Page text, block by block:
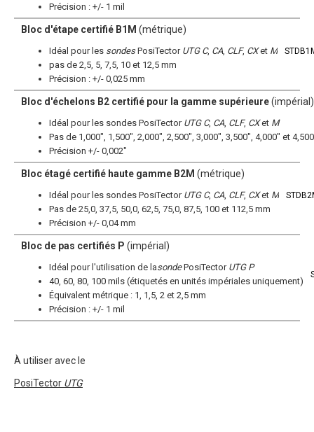
Précision : +/- 1 mil
Bloc d'étape certifié B1M (métrique)
Idéal pour les sondesPosiTector UTG C, CA, CLF, CXet M
pas de 2,5, 5, 7,5, 10 et 12,5 mm
Précision : +/- 0,025 mm
Bloc d'échelons B2 certifié pour la gamme supérieure(impérial)
Idéal pour les sondes PosiTector UTG C, CA, CLF, CXet M
Pas de 1,000", 1,500", 2,000", 2,500", 3,000", 3,500", 4,000" et
Précision +/- 0,002"
Bloc étagé certifié haute gamme B2M (métrique)
Idéal pour les sondes PosiTector UTG C, CA, CLF, CXet M
Pas de 25,0, 37,5, 50,0, 62,5, 75,0, 87,5, 100 et 112,5 mm
Précision +/- 0,04 mm
Bloc de pas certifiés P (impérial)
Idéal pour l'utilisation de lasondePosiTector UTG P
40, 60, 80, 100 mils (étiquetés en unités impériales uniquement)
Équivalent métrique : 1, 1,5, 2 et 2,5 mm
Précision : +/- 1 mil
À utiliser avec le
PosiTector UTG